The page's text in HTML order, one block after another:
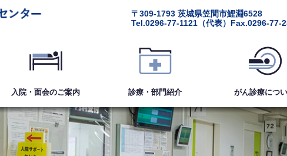
〒309-1793 茨城県笠間市鯉淵6528
Tel.0296-77-1121（代表） Fax.0296-77-
入院・面会のご案内 診療・部門紹介 がん診療につ